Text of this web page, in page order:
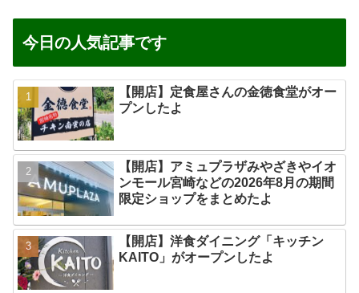
今日の人気記事です
【開店】定食屋さんの金徳食堂がオー
プンしたよ
【開店】アミュプラザみやざきやイオ
ンモール宮崎などの2026年8月の期間
限定ショップをまとめたよ
【開店】洋食ダイニング「キッチン
KAITO」がオープンしたよ